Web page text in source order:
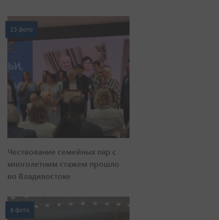
23 фото
Чествование семейных пар с
многолетним стажем прошло
во Владивостоке
8 фото